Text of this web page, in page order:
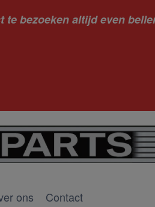
te bezoeken altijd even
ons Contact